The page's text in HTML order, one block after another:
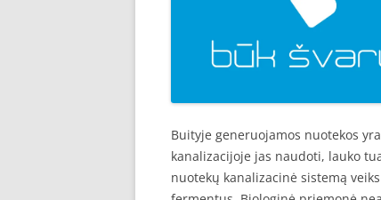
Buityje generuojamos nuotekos
kanalizacijoje jas naudoti, lauko
nuotekų kanalizacinė sistemą